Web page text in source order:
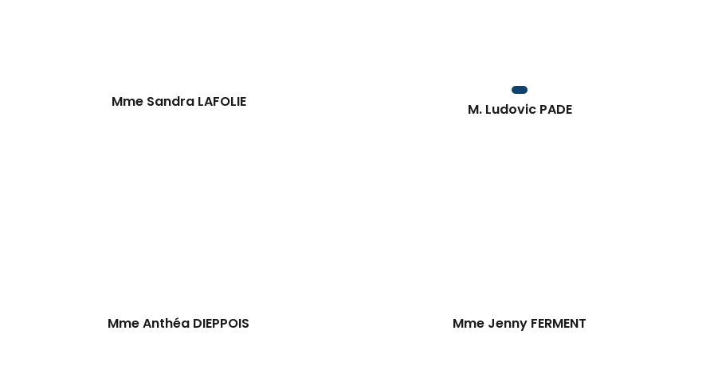
Mme Sandra LAFOLIE M. Ludovic PADE
Mme Anthéa DIEPPOIS Mme Jenny FERMENT